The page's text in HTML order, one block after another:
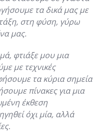
τα δικά μας με
στη φύση, γύρω
μας.
φτιάξε μου μια
με τεχνικές
τα κύρια σημεία
πίνακες για μια
έκθεση
όχι μία, αλλά